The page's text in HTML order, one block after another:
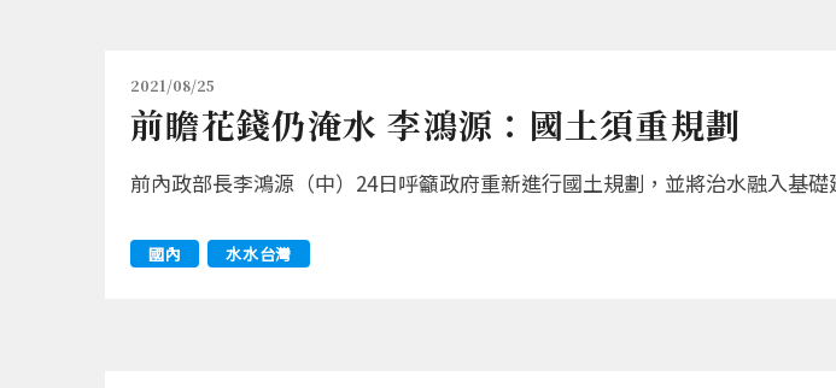
2021/08/25
前瞻花錢仍淹水 李鴻源：國土須重規劃
前內政部長李鴻源（中）24日呼籲政府重新進行國土規劃，並將治水融入基礎
國內 水水台灣